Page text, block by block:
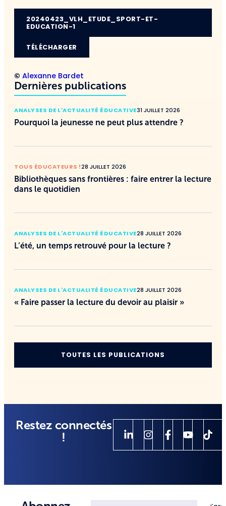
20240423_VLH_ETUDE_SPORT-ET-
EDUCATION-1
TÉLÉCHARGER
© Alexanne Bardet
Dernières publications
ANALYSES DE L'ACTUALITÉ ÉDUCATIVE31 JUILLET 2026
Pourquoi la jeunesse ne peut plus attendre ?
TOUS ÉDUCATEURS !28 JUILLET 2026
Bibliothèques sans frontières : faire entrer la lecture
dans le quotidien
ANALYSES DE L'ACTUALITÉ ÉDUCATIVE28 JUILLET 2026
L’été, un temps retrouvé pour la lecture ?
ANALYSES DE L'ACTUALITÉ ÉDUCATIVE28 JUILLET 2026
« Faire passer la lecture du devoir au plaisir »
TOUTES LES PUBLICATIONS
Restez connectés
!